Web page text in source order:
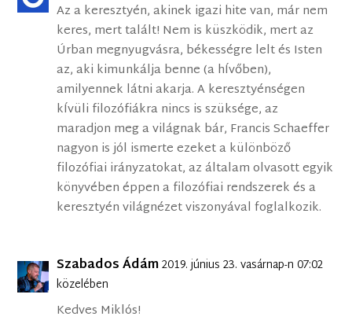
Az a keresztyén, akinek igazi hite van, már nem
keres, mert talált! Nem is küszködik, mert az
Úrban megnyugvásra, békességre lelt és Isten
az, aki kimunkálja benne (a hÍvőben),
amilyennek látni akarja. A keresztyénségen
kÍvüli filozófiákra nincs is szüksége, az
maradjon meg a világnak bár, Francis Schaeffer
nagyon is jól ismerte ezeket a különböző
filozófiai irányzatokat, az általam olvasott egyik
könyvében éppen a filozófiai rendszerek és a
keresztyén világnézet viszonyával foglalkozik.
Szabados Ádám2019. június 23. vasárnap-n 07:02
közelében
Kedves Miklós!